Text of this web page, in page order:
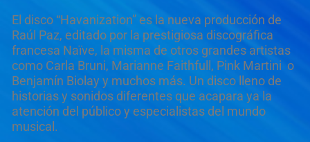
El disco “Havanization” es la nueva producción de
Raúl Paz, editado por la prestigiosa discográfica
francesa Naïve, la misma de otros grandes artistas
como Carla Bruni, Marianne Faithfull, Pink Martini o
Benjamín Biolay y muchos más. Un disco lleno de
historias y sonidos diferentes que acapara ya la
atención del público y especialistas del mundo
musical.